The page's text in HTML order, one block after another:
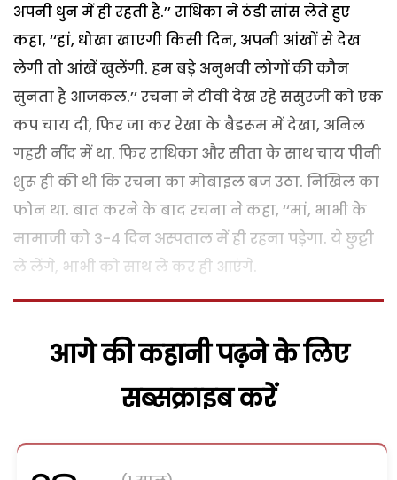
अपनी धुन में ही रहती है.’’ राधिका ने ठंडी सांस लेते हुए
कहा, ‘‘हां, धोखा खाएगी किसी दिन, अपनी आंखों से देख
लेगी तो आंखें खुलेंगी. हम बड़े अनुभवी लोगों की कौन
सुनता है आजकल.’’ रचना ने टीवी देख रहे ससुरजी को एक
कप चाय दी, फिर जा कर रेखा के बैडरूम में देखा, अनिल
गहरी नींद में था. फिर राधिका और सीता के साथ चाय पीनी
शुरू ही की थी कि रचना का मोबाइल बज उठा. निखिल का
फोन था. बात करने के बाद रचना ने कहा, ‘‘मां, भाभी के
मामाजी को 3-4 दिन अस्पताल में ही रहना पड़ेगा. ये छुट्टी
ले लेंगे, भाभी को साथ ले कर ही आएंगे.
आगे की कहानी पढ़ने के लिए
सब्सक्राइब करें